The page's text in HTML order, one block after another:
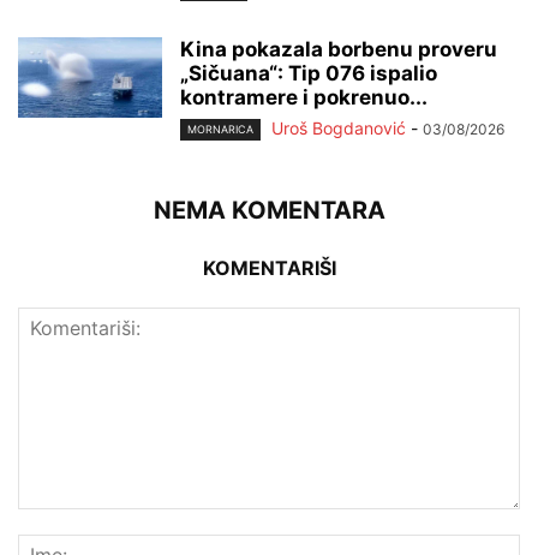
Kina pokazala borbenu proveru
„Sičuana“: Tip 076 ispalio
kontramere i pokrenuo...
MORNARICA Uroš Bogdanović - 03/08/2026
NEMA KOMENTARA
KOMENTARIŠI